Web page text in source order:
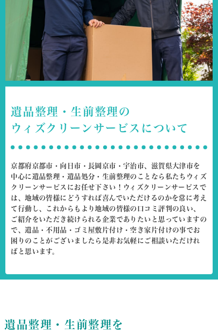
遺品整理・生前整理の
ウィズクリーンサービスについて
京都府京都市・向日市・長岡京市・宇治市、滋賀県大津市を
中心に遺品整理・遺品処分・生前整理のことなら私たちウィズ
クリーンサービスにお任せ下さい！ ウィズクリーンサービスで
は、地域の皆様にどうすれば喜んでいただけるのかを常に考え
て行動し、これからもより地域の皆様の口コミ評判の良い、
ご紹介をいただき続けられる企業でありたいと思っていますの
で、遺品・不用品・ゴミ屋敷片付け・空き家片付けの事でお
困りのことがございましたら是非お気軽にご相談いただけれ
ばと思います。
遺品整理・生前整理を